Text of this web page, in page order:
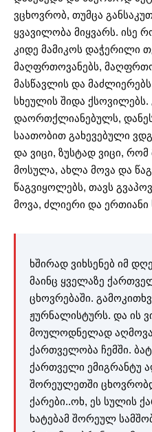
ვცხოვრობ, თუმცა
ყვავილობა მიყვარს. ისე
კიდე მამიკოს დაჭერილი
მაღფრთოვანებს,
მასწავლის და
სხეულის შიდა
დაორთქლიანებულს,
საათობით გახევებული
და ვიცი, ზუსტად ვიცი,
მოსულა, ახლა მოვა და
წაგვიყოლებს, თავს
მოვა, ძლიერი და
ხშირად ვიხსენებ იმ
მაინც ყველაზე
ცხოვრებაში.
ჟურნალისტურს. და ის
მოულოდნელად
ქართველობა ჩემში.
ქართველი ემიგრანტუ
შორეულეთში
ქარები..ოხ, ეს სულის
ხატებამ შორეულ